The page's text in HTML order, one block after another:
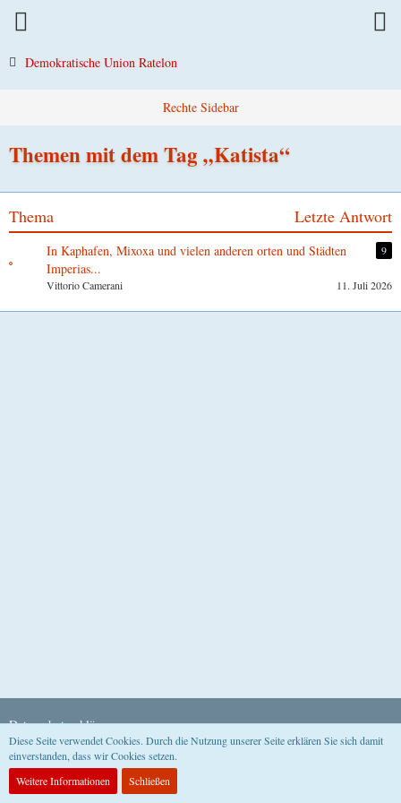
Demokratische Union Ratelon
Themen mit dem Tag „Katista“
Thema Letzte Antwort
In Kaphafen, Mixoxa und vielen anderen orten und Städten
Imperias...
9
Vittorio Camerani 11. Juli 2026
Datenschutzerklärung
Community-Software:
Diese Seite verwendet Cookies. Durch die Nutzung unserer Seite erklären Sie sich damit
einverstanden, dass wir Cookies setzen.
Weitere Informationen
Schließen